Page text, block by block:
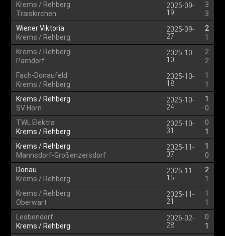
Krems / Rehberg
Traiskirchen
2025-09-
19
3
3
Wiener Viktoria
Krems / Rehberg
2025-09-
27
2
1
Krems / Rehberg
Parndorf
2025-10-
10
2
2
Fach-Donaufeld
Krems / Rehberg
2025-10-
18
1
1
Krems / Rehberg
SV Horn
2025-10-
24
1
0
TWL Elektra
Krems / Rehberg
2025-10-
31
0
1
Krems / Rehberg
Mannsdorf-Großenzersdorf
2025-11-
07
1
0
Donau
Krems / Rehberg
2025-11-
15
2
1
Krems / Rehberg
Oberwart
2025-11-
21
1
1
Leobendorf
Krems / Rehberg
2026-02-
28
0
1